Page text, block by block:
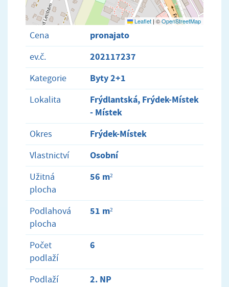
Leaflet | ©OpenStreetMap
Cena pronajato
ev.č. 202117237
Kategorie Byty 2+1
Lokalita
Frýdlantská, Frýdek-Místek
- Místek
Okres Frýdek-Místek
Vlastnictví Osobní
Užitná
plocha
56 m²
Podlahová
plocha
51 m²
Počet
podlaží
6
Podlaží
2. NP